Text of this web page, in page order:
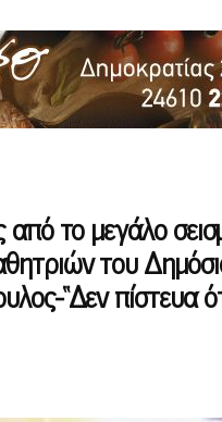
από το μεγάλο
του
“Δεν πίστευα